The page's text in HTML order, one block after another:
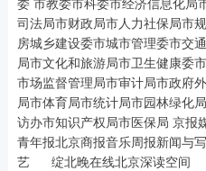
司法局市财政局市人力社保局市
房城乡建设委市城市管理委市交
局市文化和旅游局市卫生健康委
市场监督管理局市审计局市政府
局市体育局市统计局市园林绿化
访办市知识产权局市医保局 京报
青年报北京商报音乐周报新闻与
艺 绽北晚在线北京深读空间